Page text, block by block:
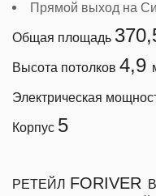
Прямой выход на
Общая площадь
Высота потолков 4,9
Электрическая
Корпус 5
РЕТЕЙЛ FORIVER